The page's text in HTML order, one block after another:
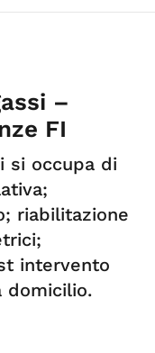
–
FI
si occupa di
riabilitazione
intervento
domicilio.